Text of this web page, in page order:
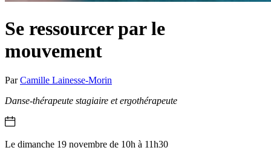
Se ressourcer par le
mouvement
ParCamille Lainesse-Morin
Danse-thérapeute stagiaire et ergothérapeute
Le dimanche 19 novembre de 10h à 11h30